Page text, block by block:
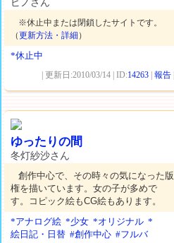
ピノさん
※休止中または閉鎖したサイトです。
（更新方法・詳細 ）
*休止中
| 更新日:2010/03/14 | ID:14263 |報告
ゆったりの間
冬灯紗沙さん
創作中心で、その時々の気になった版
権を描いています。女の子が多めで
す。コピック絵もCG絵もあります。
*アナログ絵 *少女 *オリジナル *
絵日記・日替 #創作中心 #フルバ